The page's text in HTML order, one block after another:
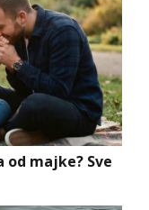
od majke? Sve